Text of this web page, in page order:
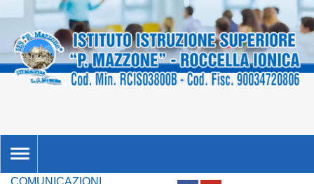
TOGGLE
NAVIGATION
COMUNICAZIONI